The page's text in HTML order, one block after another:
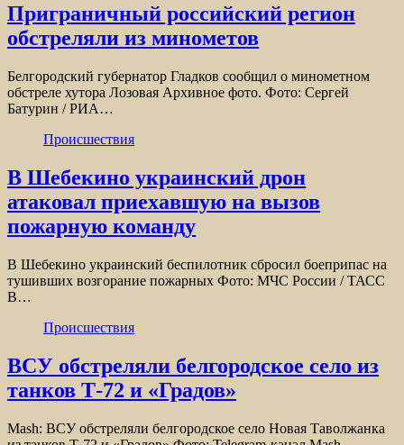
Приграничный российский регион
обстреляли из минометов
Белгородский губернатор Гладков сообщил о минометном
обстреле хутора Лозовая Архивное фото. Фото: Сергей
Батурин / РИА…
Происшествия
В Шебекино украинский дрон
атаковал приехавшую на вызов
пожарную команду
В Шебекино украинский беспилотник сбросил боеприпас на
тушивших возгорание пожарных Фото: МЧС России / ТАСС
В…
Происшествия
ВСУ обстреляли белгородское село из
танков Т-72 и «Градов»
Mash: ВСУ обстреляли белгородское село Новая Таволжанка